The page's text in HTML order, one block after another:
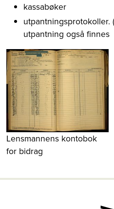
kassabøker
utpantning også finnes
Lensmannens kontobok
for bidrag